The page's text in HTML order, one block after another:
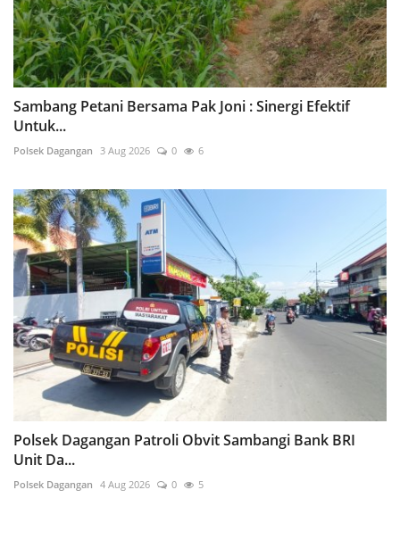
Sambang Petani Bersama Pak Joni : Sinergi Efektif
Untuk...
Polsek Dagangan 3 Aug 2026 0 6
Polsek Dagangan Patroli Obvit Sambangi Bank BRI
Unit Da...
Polsek Dagangan 4 Aug 2026 0 5